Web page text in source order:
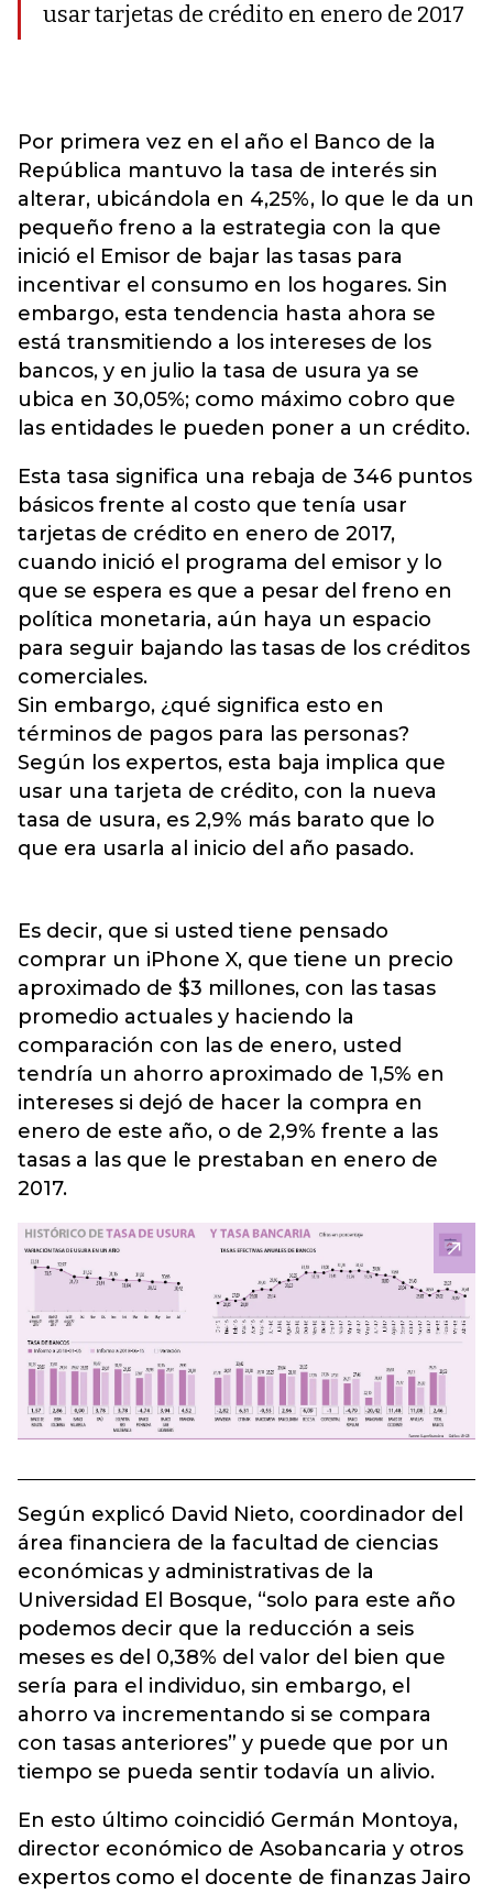
usar tarjetas de crédito en enero de 2017
Por primera vez en el año el Banco de la
República mantuvo la tasa de interés sin
alterar, ubicándola en 4,25%, lo que le da un
pequeño freno a la estrategia con la que
inició el Emisor de bajar las tasas para
incentivar el consumo en los hogares. Sin
embargo, esta tendencia hasta ahora se
está transmitiendo a los intereses de los
bancos, y en julio la tasa de usura ya se
ubica en 30,05%; como máximo cobro que
las entidades le pueden poner a un crédito.
Esta tasa significa una rebaja de 346 puntos
básicos frente al costo que tenía usar
tarjetas de crédito en enero de 2017,
cuando inició el programa del emisor y lo
que se espera es que a pesar del freno en
política monetaria, aún haya un espacio
para seguir bajando las tasas de los créditos
comerciales.
Sin embargo, ¿qué significa esto en
términos de pagos para las personas?
Según los expertos, esta baja implica que
usar una tarjeta de crédito, con la nueva
tasa de usura, es 2,9% más barato que lo
que era usarla al inicio del año pasado.
Es decir, que si usted tiene pensado
comprar un iPhone X, que tiene un precio
aproximado de $3 millones, con las tasas
promedio actuales y haciendo la
comparación con las de enero, usted
tendría un ahorro aproximado de 1,5% en
intereses si dejó de hacer la compra en
enero de este año, o de 2,9% frente a las
tasas a las que le prestaban en enero de
2017.
Según explicó David Nieto, coordinador del
área financiera de la facultad de ciencias
económicas y administrativas de la
Universidad El Bosque, “solo para este año
podemos decir que la reducción a seis
meses es del 0,38% del valor del bien que
sería para el individuo, sin embargo, el
ahorro va incrementando si se compara
con tasas anteriores” y puede que por un
tiempo se pueda sentir todavía un alivio.
En esto último coincidió Germán Montoya,
director económico de Asobancaria y otros
expertos como el docente de finanzas Jairo